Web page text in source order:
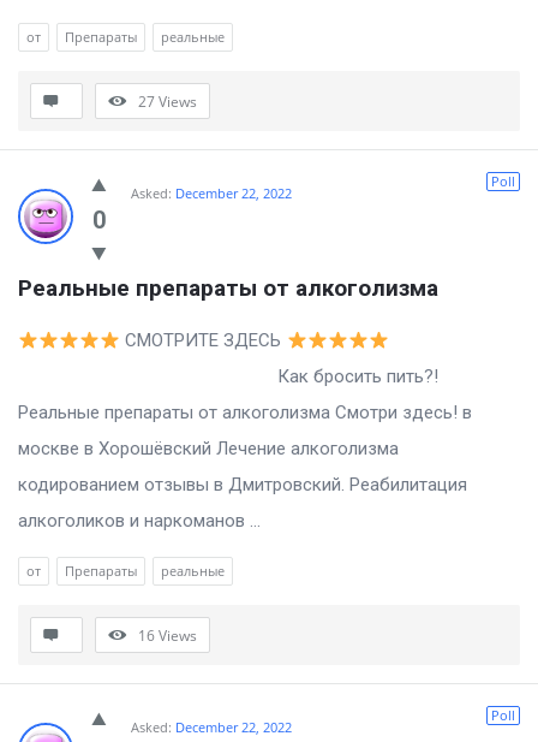
от Препараты реальные
27Views
0
Poll
Asked: December 22, 2022
Реальные препараты от алкоголизма
СМОТРИТЕ ЗДЕСЬ
Как бросить пить?!
Реальные препараты от алкоголизма Смотри здесь! в
москве в Хорошёвский Лечение алкоголизма
кодированием отзывы в Дмитровский. Реабилитация
алкоголиков и наркоманов ...
от Препараты реальные
16Views
Poll
Asked: December 22, 2022